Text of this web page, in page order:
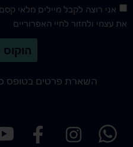
אני רוצה לקבל מיילים מלאי
את עצמי ולחזור לחיי האפרוריים
הוקוס
השארת פרטים בטופס